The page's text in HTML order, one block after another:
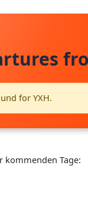
for YXH.
kommenden Tage: